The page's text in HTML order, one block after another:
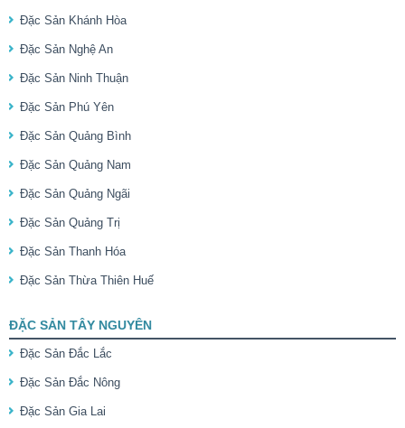
Đặc Sản Khánh Hòa
Đặc Sản Nghệ An
Đặc Sản Ninh Thuận
Đặc Sản Phú Yên
Đặc Sản Quảng Bình
Đặc Sản Quảng Nam
Đặc Sản Quảng Ngãi
Đặc Sản Quảng Trị
Đặc Sản Thanh Hóa
Đặc Sản Thừa Thiên Huế
ĐẶC SẢN TÂY NGUYÊN
Đặc Sản Đắc Lắc
Đặc Sản Đắc Nông
Đặc Sản Gia Lai